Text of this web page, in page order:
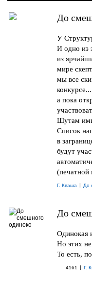
До
У
И одно из
из
мире
мы все
а пока
Шутам
Список
в
будут
(печатной
Г. Кваша | До
До
Одинокая
Но этих
То есть,
4161 | Г.